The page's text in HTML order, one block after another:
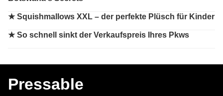
★Squishmallows XXL – der perfekte Plüsch für Kinder
★So schnell sinkt der Verkaufspreis Ihres Pkws
Pressable